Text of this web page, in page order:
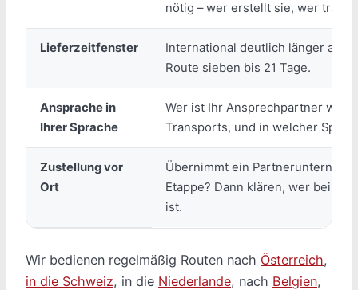
nötig – wer erstellt sie, wer trägt
Lieferzeitfenster
International deutlich länger als
Route sieben bis 21 Tage.
Ansprache in
Ihrer Sprache
Wer ist Ihr Ansprechpartner
Transports, und in welcher
Zustellung vor
Ort
Übernimmt ein
Etappe? Dann klären, wer bei
ist.
Wir bedienen regelmäßig Routen nach Österreich,
in die Schweiz, in die Niederlande, nach Belgien,